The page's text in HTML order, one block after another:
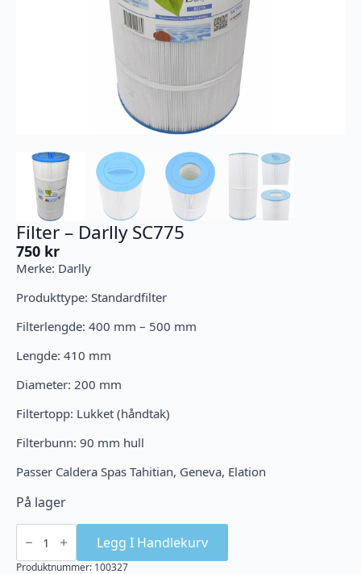
Filter – Darlly SC775
750 kr
Merke: Darlly
Produkttype: Standardfilter
Filterlengde: 400 mm – 500 mm
Lengde: 410 mm
Diameter: 200 mm
Filtertopp: Lukket (håndtak)
Filterbunn: 90 mm hull
Passer Caldera Spas Tahitian, Geneva, Elation
På lager
Filter
SC775
Legg I Handlekurv
Produktnummer: 100327